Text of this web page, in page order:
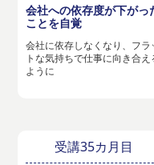
会社への依存度が下がっ
ことを自覚
会社に依存しなくなり、フラ
トな気持ちで仕事に向き合え
ように
受講35カ月目